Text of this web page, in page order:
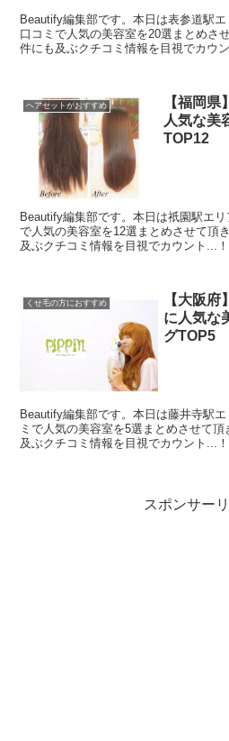
Beautify編集部です。本日は表参道駅
口コミで人気の美容室を20選まとめさ
件にも及ぶクチコミ情報を目視でカウ
ヘアセットがおすすめ
【福岡
人気な美
TOP12
Beautify編集部です。本日は祇園駅エ
で人気の美容室を12選まとめさせて頂
及ぶクチコミ情報を目視でカウント...
くせ毛の方におすすめ
【大阪
に人気な
グTOP5
Beautify編集部です。本日は藤井寺駅
ミで人気の美容室を5選まとめさせて
及ぶクチコミ情報を目視でカウント...
スポンサー